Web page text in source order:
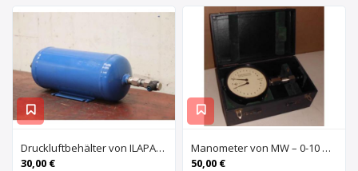
Druckluftbehälter von ILAPAK – 2,5 Liter
30,00 €
Manometer von MW – 0-10 bar
50,00 €